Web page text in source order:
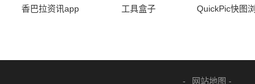
香巴拉资讯app 工具盒子 QuickPic快图浏
- 网站地图 -